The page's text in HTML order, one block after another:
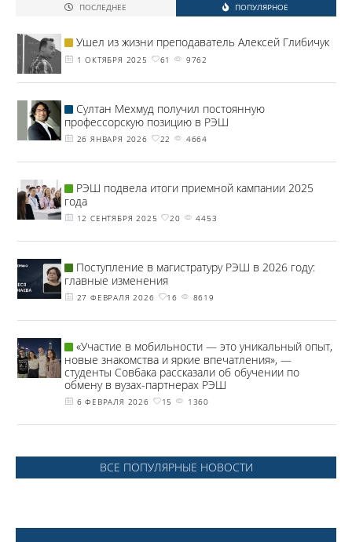
ПОСЛЕДНЕЕ ПОПУЛЯРНОЕ
Ушел из жизни преподаватель Алексей Глибичук
1 ОКТЯБРЯ 2025 61 9762
Султан Мехмуд получил постоянную
профессорскую позицию в РЭШ
26 ЯНВАРЯ 2026 22 4664
РЭШ подвела итоги приемной кампании 2025
года
12 СЕНТЯБРЯ 2025 20 4453
Поступление в магистратуру РЭШ в 2026 году:
главные изменения
27 ФЕВРАЛЯ 2026 16 8619
«Участие в мобильности — это уникальный опыт,
новые знакомства и яркие впечатления», —
студенты Совбака рассказали об обучении по
обмену в вузах-партнерах РЭШ
6 ФЕВРАЛЯ 2026 15 1360
ВСЕ ПОПУЛЯРНЫЕ НОВОСТИ